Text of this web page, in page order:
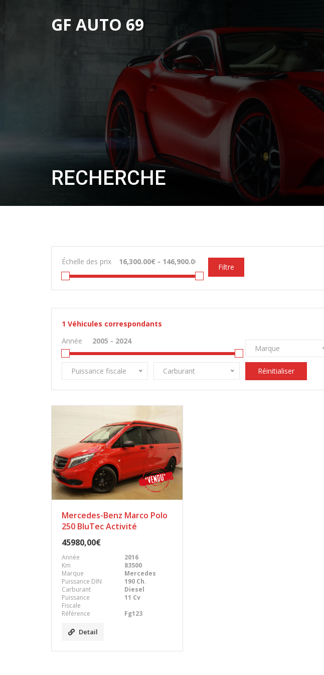
GF AUTO 69
RECHERCHE
Échelle des prix
Filtre
1 Véhicules correspondants
Année
Marque
Puissance fiscale Carburant Réinitialiser
Mercedes-Benz Marco Polo
250 BluTec Activité
45980,00€
Année
2016
Km
83500
Marque
Mercedes
Puissance DIN
190 Ch.
Carburant
Diesel
Puissance
Fiscale
11 Cv
Référence
Fg123
Detail